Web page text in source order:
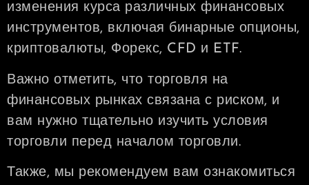
изменения курса различных финансовых
инструментов, включая бинарные опционы,
криптовалюты, Форекс, CFD и ETF.
Важно отметить, что торговля на
финансовых рынках связана с риском, и
вам нужно тщательно изучить условия
торговли перед началом торговли.
Также, мы рекомендуем вам ознакомиться